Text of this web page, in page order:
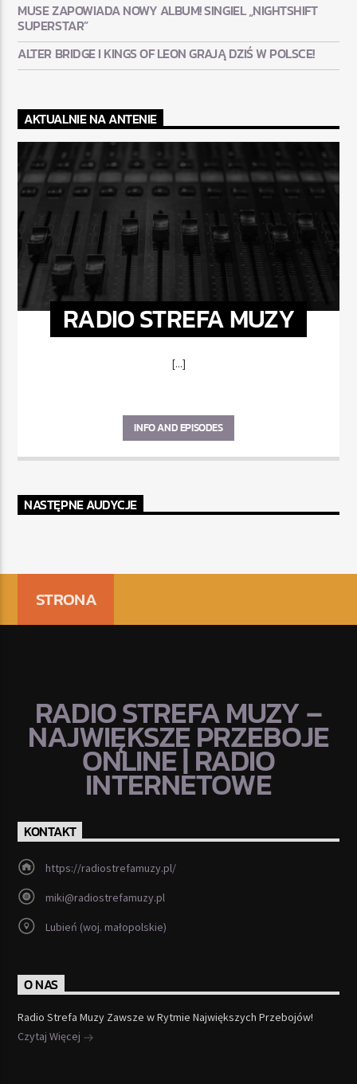
MUSE ZAPOWIADA NOWY ALBUM! SINGIEL „NIGHTSHIFT
SUPERSTAR”
ALTER BRIDGE I KINGS OF LEON GRAJĄ DZIŚ W POLSCE!
AKTUALNIE NA ANTENIE
RADIO STREFA MUZY
[...]
INFO AND EPISODES
NASTĘPNE AUDYCJE
STRONA
RADIO STREFA MUZY –
NAJWIĘKSZE PRZEBOJE
ONLINE | RADIO
INTERNETOWE
KONTAKT
https://radiostrefamuzy.pl/
miki@radiostrefamuzy.pl
Lubień (woj. małopolskie)
O NAS
Radio Strefa Muzy Zawsze w Rytmie Największych Przebojów!
Czytaj Więcej